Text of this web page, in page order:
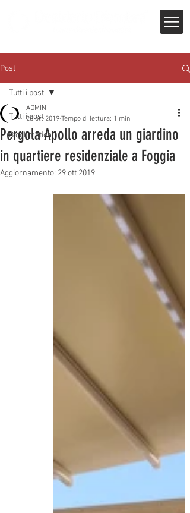
Post
Tutti i post
Bioclimatica
Tutti i post
Pergola Apollo arreda un giardino
in quartiere residenziale a Foggia
ADMIN
28 ott 2019 Tempo di lettura: 1 min
Aggiornamento: 29 ott 2019